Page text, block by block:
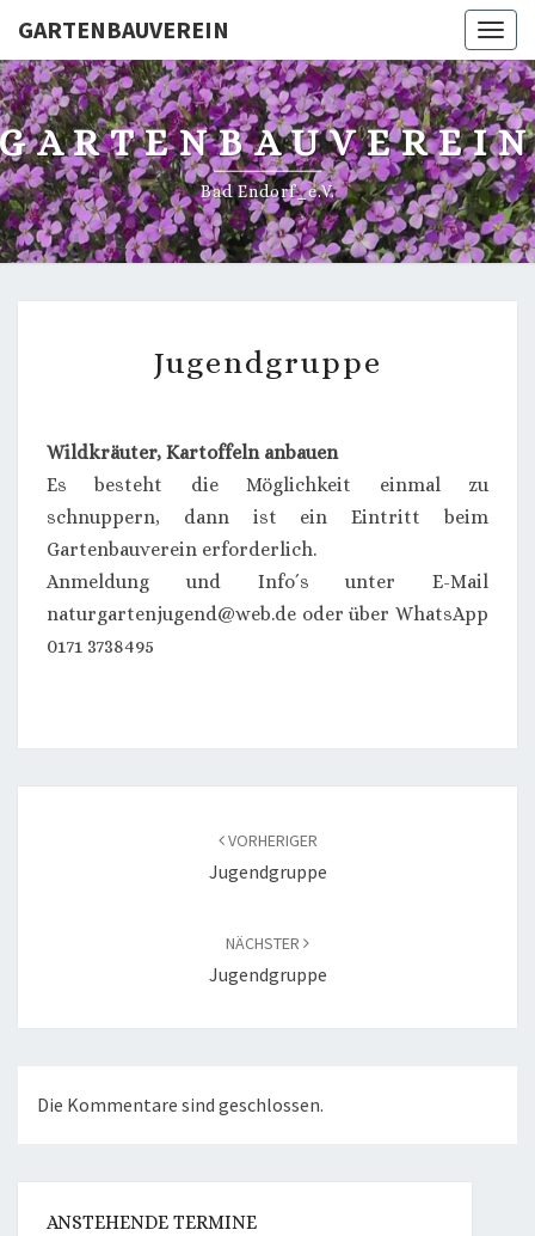
GARTENBAUVEREIN
Bad Endorf_e.V.
Jugendgruppe
Wildkräuter, Kartoffeln anbauen
Es besteht die Möglichkeit einmal zu
schnuppern, dann ist ein Eintritt beim
Gartenbauverein erforderlich.
Anmeldung und Info´s unter E-Mail
naturgartenjugend@web.de oder über WhatsApp
0171 3738495
VORHERIGER
Jugendgruppe
NÄCHSTER
Jugendgruppe
Die Kommentare sind geschlossen.
ANSTEHENDE TERMINE